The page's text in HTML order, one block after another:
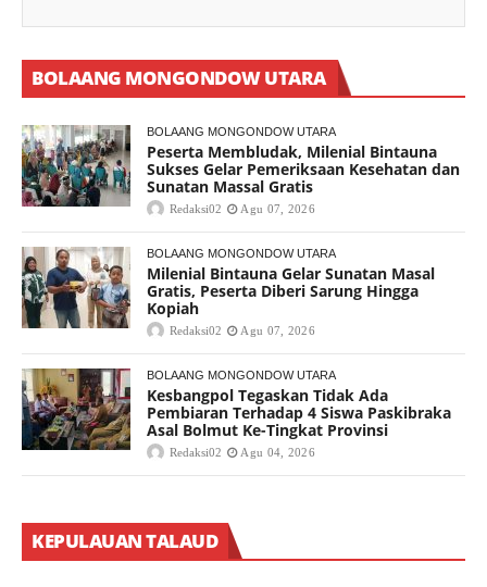
BOLAANG MONGONDOW UTARA
BOLAANG MONGONDOW UTARA
Peserta Membludak, Milenial Bintauna
Sukses Gelar Pemeriksaan Kesehatan dan
Sunatan Massal Gratis
Redaksi02 Agu 07, 2026
BOLAANG MONGONDOW UTARA
Milenial Bintauna Gelar Sunatan Masal
Gratis, Peserta Diberi Sarung Hingga
Kopiah
Redaksi02 Agu 07, 2026
BOLAANG MONGONDOW UTARA
Kesbangpol Tegaskan Tidak Ada
Pembiaran Terhadap 4 Siswa Paskibraka
Asal Bolmut Ke-Tingkat Provinsi
Redaksi02 Agu 04, 2026
KEPULAUAN TALAUD